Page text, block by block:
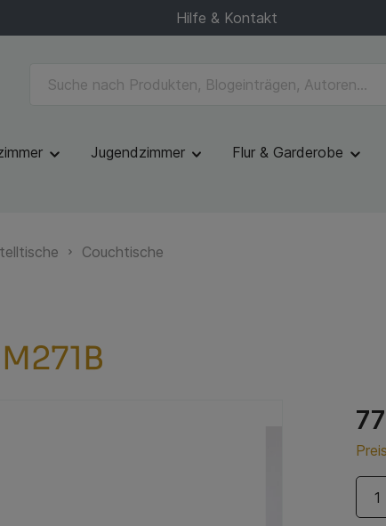
Hilfe & Kontakt
Jugendzimmer Flur & Garderobe
Couchtische